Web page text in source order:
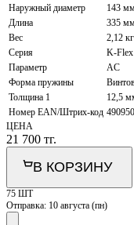
Наружный диаметр
143
Длина
335
Вес
2,12 кг
Серия
K-Flex
Параметр
AC
Форма пружины
Толщина 1
12,5
Номер EAN/Штрих-код
ЦЕНА
21 700 тг.
В КОРЗИНУ
75 ШТ
Отправка: 10 августа (пн)